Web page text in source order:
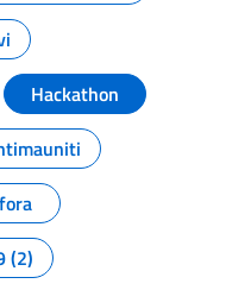
Hackathon
(2)